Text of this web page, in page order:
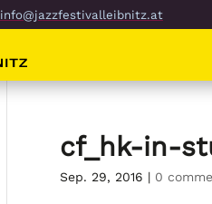
info@jazzfestivalleibnitz.at
cf_hk-in-
Sep. 29, 2016 | 0